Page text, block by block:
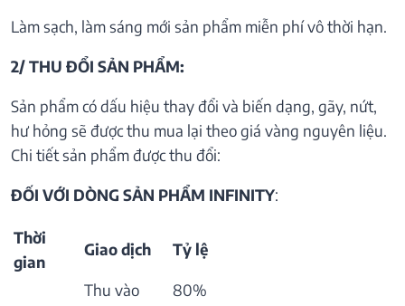
Làm sạch, làm sáng mới sản phẩm miễn phí vô thời hạn.
2/ THU ĐỔI SẢN PHẨM:
Sản phẩm có dấu hiệu thay đổi và biến dạng, gãy, nứt,
hư hỏng sẽ được thu mua lại theo giá vàng nguyên liệu.
Chi tiết sản phẩm được thu đổi:
ĐỐI VỚI DÒNG SẢN PHẨM INFINITY:
Thời
gian
Giao dịch Tỷ lệ
Thu vào
80%